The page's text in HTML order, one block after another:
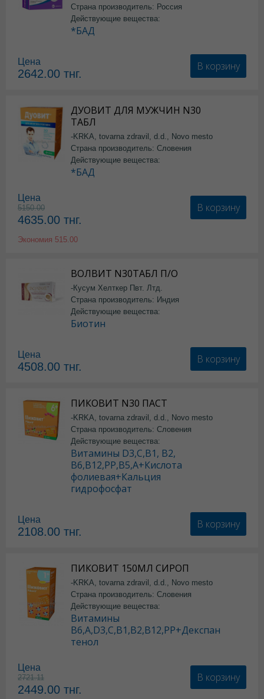
Страна производитель: Россия
Действующие вещества:
*БАД
Цена
2642.00 тнг.
В корзину
ДУОВИТ ДЛЯ МУЖЧИН N30
ТАБЛ
-KRKA, tovarna zdravil, d.d., Novo mesto
Страна производитель: Словения
Действующие вещества:
*БАД
Цена
5150.00
4635.00 тнг.
Экономия 515.00
В корзину
ВОЛВИТ N30ТАБЛ П/О
-Кусум Хелткер Пвт. Лтд.
Страна производитель: Индия
Действующие вещества:
Биотин
Цена
4508.00 тнг.
В корзину
ПИКОВИТ N30 ПАСТ
-KRKA, tovarna zdravil, d.d., Novo mesto
Страна производитель: Словения
Действующие вещества:
Витамины D3,С,В1, В2,
В6,В12,РР,В5,А+Кислота
фолиевая+Кальция
гидрофосфат
Цена
2108.00 тнг.
В корзину
ПИКОВИТ 150МЛ СИРОП
-KRKA, tovarna zdravil, d.d., Novo mesto
Страна производитель: Словения
Действующие вещества:
Витамины
В6,А,D3,С,В1,В2,В12,РР+Декспан
тенол
Цена
2721.11
2449.00 тнг.
В корзину